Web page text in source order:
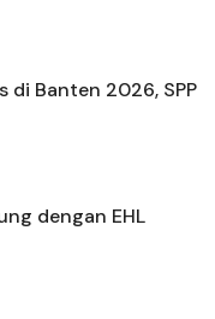
di Banten 2026, SPP
dengan EHL